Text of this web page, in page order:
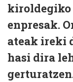
kiroldegiko
enpresak.
ateak ireki
hasi dira